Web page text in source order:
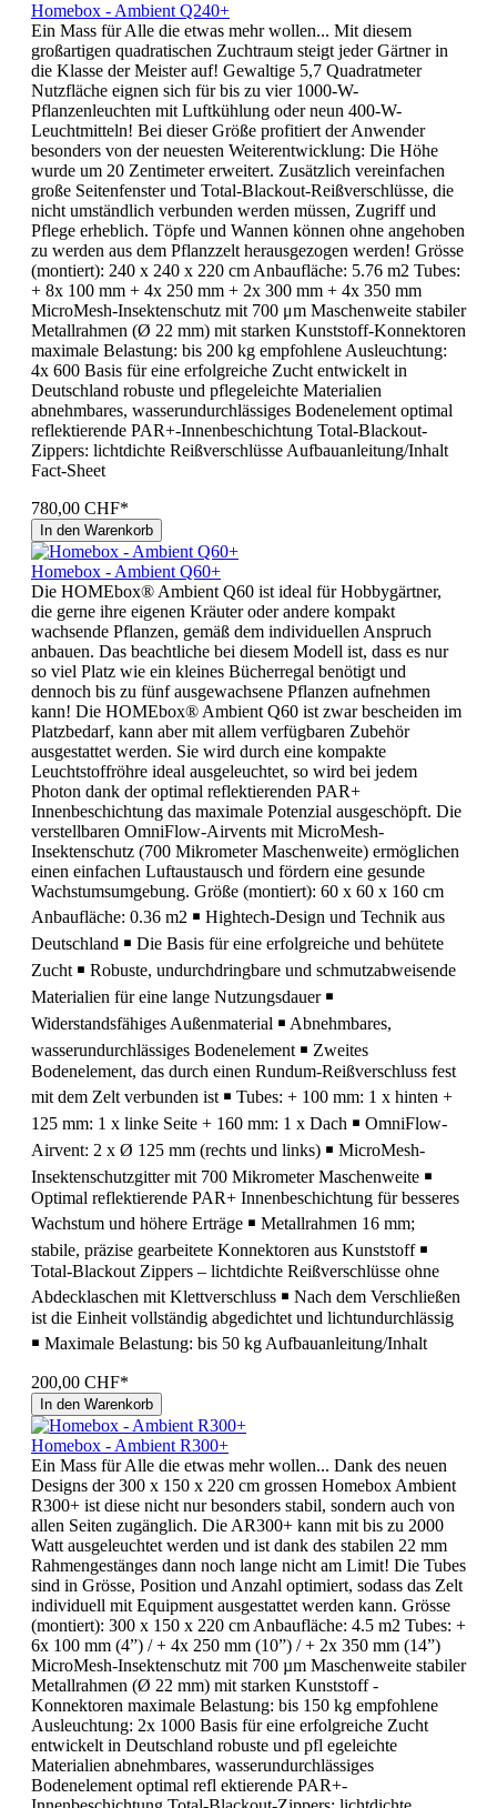
Homebox - Ambient Q240+
Ein Mass für Alle die etwas mehr wollen... Mit diesem
großartigen quadratischen Zuchtraum steigt jeder Gärtner in
die Klasse der Meister auf! Gewaltige 5,7 Quadratmeter
Nutzfläche eignen sich für bis zu vier 1000-W-
Pflanzenleuchten mit Luftkühlung oder neun 400-W-
Leuchtmitteln! Bei dieser Größe profitiert der Anwender
besonders von der neuesten Weiterentwicklung: Die Höhe
wurde um 20 Zentimeter erweitert. Zusätzlich vereinfachen
große Seitenfenster und Total-Blackout-Reißverschlüsse, die
nicht umständlich verbunden werden müssen, Zugriff und
Pflege erheblich. Töpfe und Wannen können ohne angehoben
zu werden aus dem Pflanzzelt herausgezogen werden! Grösse
(montiert): 240 x 240 x 220 cm Anbaufläche: 5.76 m2 Tubes:
+ 8x 100 mm + 4x 250 mm + 2x 300 mm + 4x 350 mm
MicroMesh-Insektenschutz mit 700 μm Maschenweite stabiler
Metallrahmen (Ø 22 mm) mit starken Kunststoff-Konnektoren
maximale Belastung: bis 200 kg empfohlene Ausleuchtung:
4x 600 Basis für eine erfolgreiche Zucht entwickelt in
Deutschland robuste und pflegeleichte Materialien
abnehmbares, wasserundurchlässiges Bodenelement optimal
reflektierende PAR+-Innenbeschichtung Total-Blackout-
Zippers: lichtdichte Reißverschlüsse Aufbauanleitung/Inhalt
Fact-Sheet
780,00 CHF*
In den Warenkorb
Homebox - Ambient Q60+
Die HOMEbox® Ambient Q60 ist ideal für Hobbygärtner,
die gerne ihre eigenen Kräuter oder andere kompakt
wachsende Pflanzen, gemäß dem individuellen Anspruch
anbauen. Das beachtliche bei diesem Modell ist, dass es nur
so viel Platz wie ein kleines Bücherregal benötigt und
dennoch bis zu fünf ausgewachsene Pflanzen aufnehmen
kann! Die HOMEbox® Ambient Q60 ist zwar bescheiden im
Platzbedarf, kann aber mit allem verfügbaren Zubehör
ausgestattet werden. Sie wird durch eine kompakte
Leuchtstoffröhre ideal ausgeleuchtet, so wird bei jedem
Photon dank der optimal reflektierenden PAR+
Innenbeschichtung das maximale Potenzial ausgeschöpft. Die
verstellbaren OmniFlow-Airvents mit MicroMesh-
Insektenschutz (700 Mikrometer Maschenweite) ermöglichen
einen einfachen Luftaustausch und fördern eine gesunde
Wachstumsumgebung. Größe (montiert): 60 x 60 x 160 cm
Anbaufläche: 0.36 m2 ￭ Hightech-Design und Technik aus
Deutschland ￭ Die Basis für eine erfolgreiche und behütete
Zucht ￭ Robuste, undurchdringbare und schmutzabweisende
Materialien für eine lange Nutzungsdauer ￭
Widerstandsfähiges Außenmaterial ￭ Abnehmbares,
wasserundurchlässiges Bodenelement ￭ Zweites
Bodenelement, das durch einen Rundum-Reißverschluss fest
mit dem Zelt verbunden ist ￭ Tubes: + 100 mm: 1 x hinten +
125 mm: 1 x linke Seite + 160 mm: 1 x Dach ￭ OmniFlow-
Airvent: 2 x Ø 125 mm (rechts und links) ￭ MicroMesh-
Insektenschutzgitter mit 700 Mikrometer Maschenweite ￭
Optimal reflektierende PAR+ Innenbeschichtung für besseres
Wachstum und höhere Erträge ￭ Metallrahmen 16 mm;
stabile, präzise gearbeitete Konnektoren aus Kunststoff ￭
Total-Blackout Zippers – lichtdichte Reißverschlüsse ohne
Abdecklaschen mit Klettverschluss ￭ Nach dem Verschließen
ist die Einheit vollständig abgedichtet und lichtundurchlässig
￭ Maximale Belastung: bis 50 kg Aufbauanleitung/Inhalt
200,00 CHF*
In den Warenkorb
Homebox - Ambient R300+
Ein Mass für Alle die etwas mehr wollen... Dank des neuen
Designs der 300 x 150 x 220 cm grossen Homebox Ambient
R300+ ist diese nicht nur besonders stabil, sondern auch von
allen Seiten zugänglich. Die AR300+ kann mit bis zu 2000
Watt ausgeleuchtet werden und ist dank des stabilen 22 mm
Rahmengestänges dann noch lange nicht am Limit! Die Tubes
sind in Grösse, Position und Anzahl optimiert, sodass das Zelt
individuell mit Equipment ausgestattet werden kann. Grösse
(montiert): 300 x 150 x 220 cm Anbaufläche: 4.5 m2 Tubes: +
6x 100 mm (4”) / + 4x 250 mm (10”) / + 2x 350 mm (14”)
MicroMesh-Insektenschutz mit 700 µm Maschenweite stabiler
Metallrahmen (Ø 22 mm) mit starken Kunststoff -
Konnektoren maximale Belastung: bis 150 kg empfohlene
Ausleuchtung: 2x 1000 Basis für eine erfolgreiche Zucht
entwickelt in Deutschland robuste und pfl egeleichte
Materialien abnehmbares, wasserundurchlässiges
Bodenelement optimal refl ektierende PAR+-